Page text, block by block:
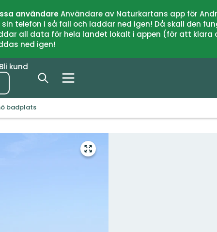
användareAnvändare av Naturkartans app för
telefon i så fall och laddar ned igen! Då skall den
all data för hela landet lokalt i appen (för att
ned igen!
Bli kund
badplats
Gå
till